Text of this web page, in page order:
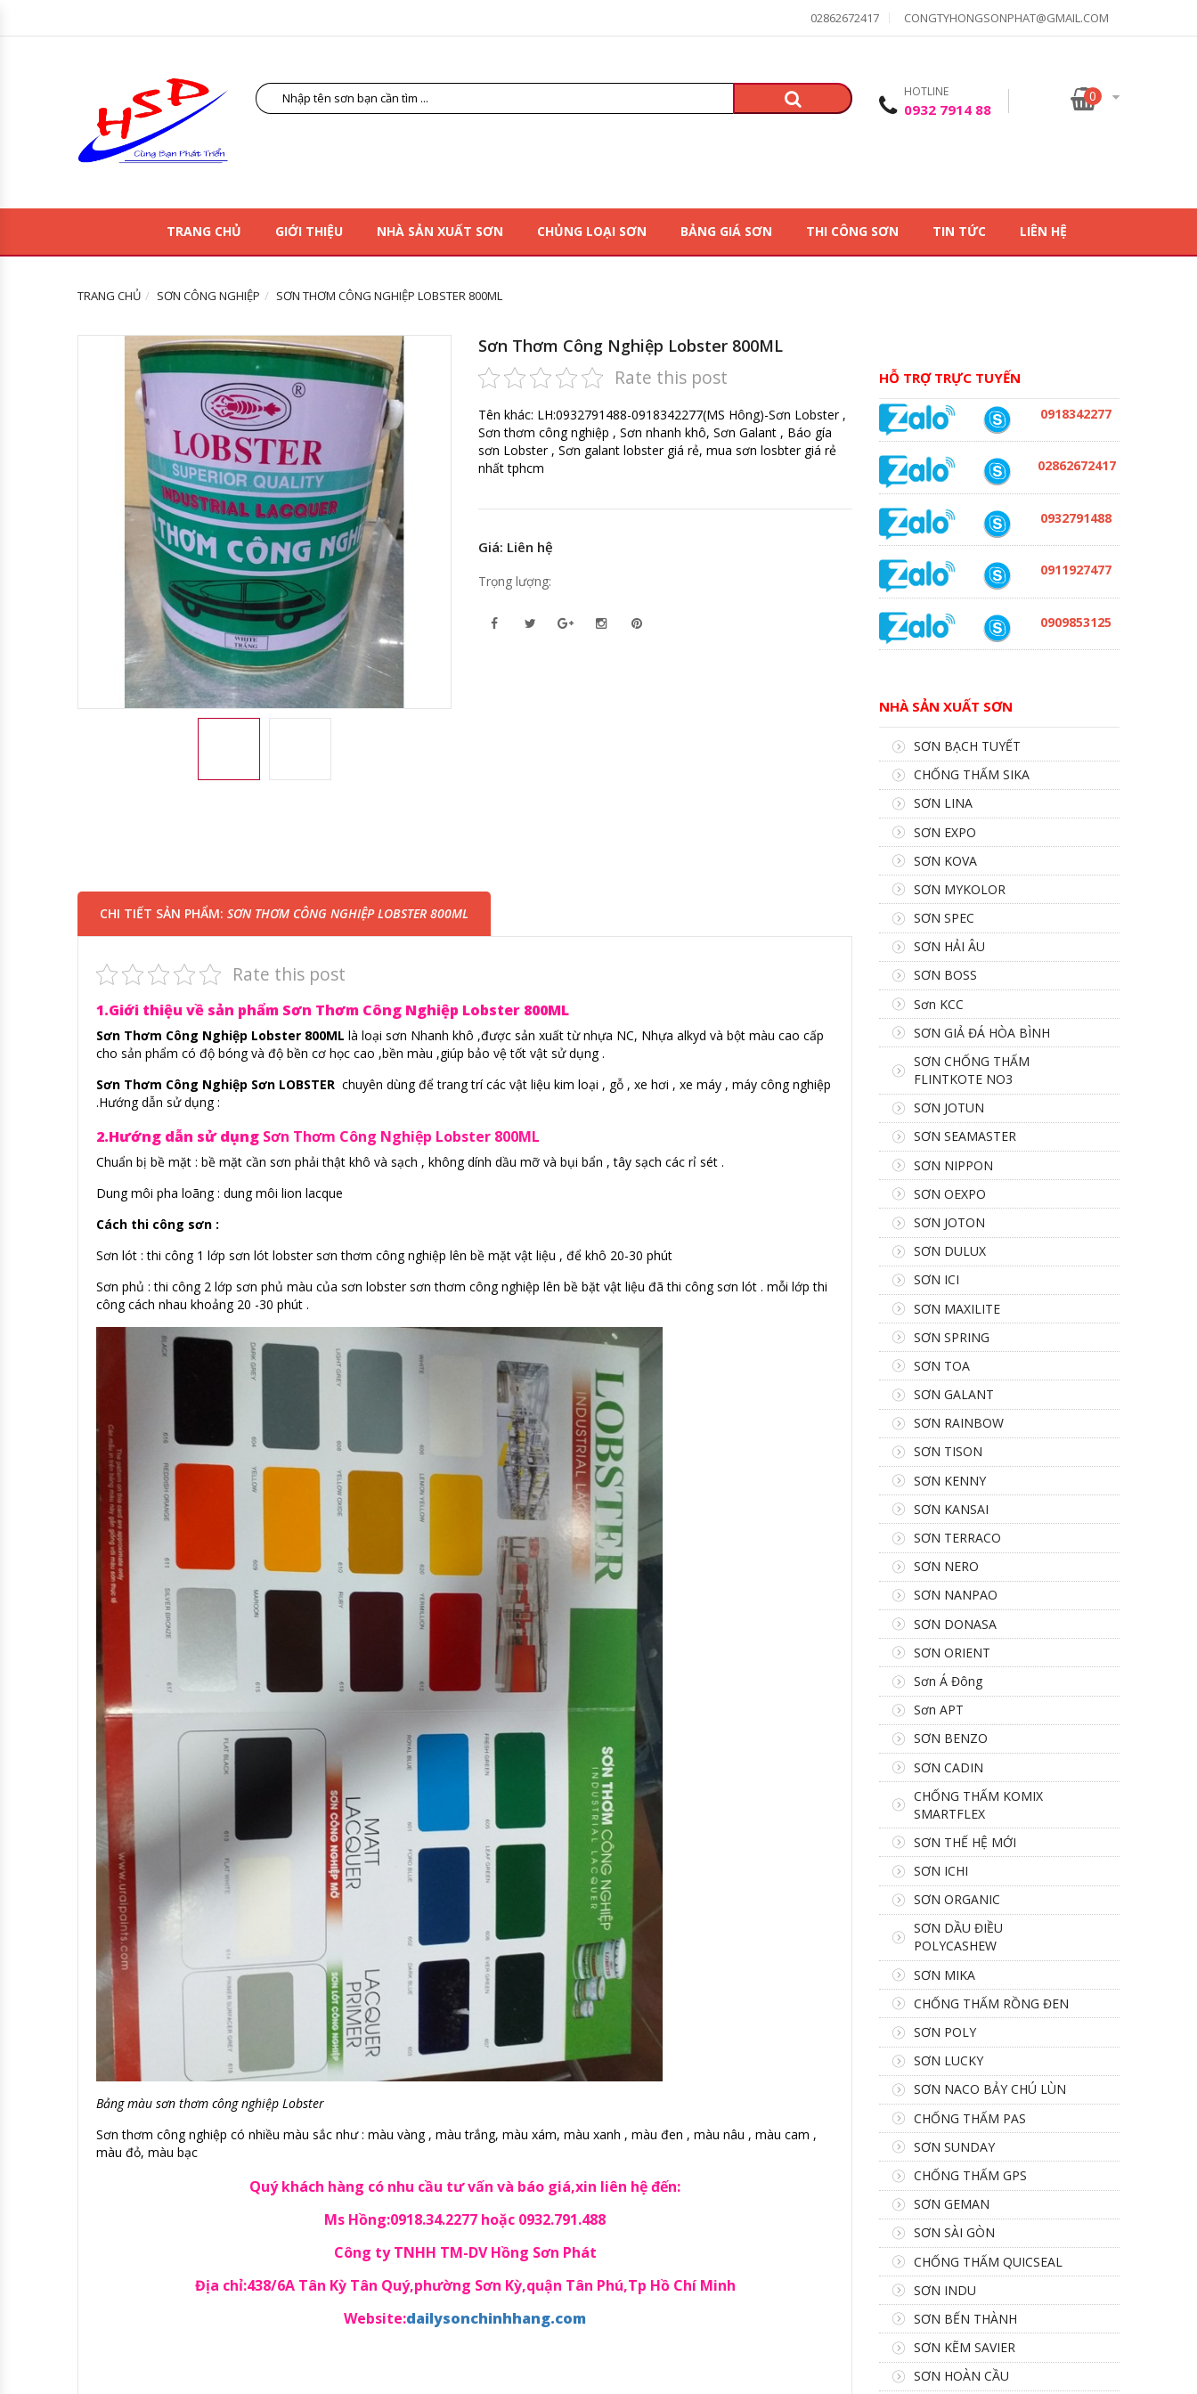
02862672417 CONGTYHONGSONPHAT@GMAIL.COM
HOTLINE
0932 7914 88
0
TRANG CHỦ GIỚI THIỆU NHÀ SẢN XUẤT SƠN CHỦNG LOẠI SƠN BẢNG GIÁ SƠN THI CÔNG SƠN TIN TỨC LIÊN HỆ
TRANG CHỦ SƠN CÔNG NGHIỆP SƠN THƠM CÔNG NGHIỆP LOBSTER 800ML
Sơn Thơm Công Nghiệp Lobster 800ML
Rate this post
Tên khác: LH:0932791488-0918342277(MS Hông)-Sơn Lobster ,
Sơn thơm công nghiệp , Sơn nhanh khô, Sơn Galant , Báo gía
sơn Lobster , Sơn galant lobster giá rẻ, mua sơn losbter giá rẻ
nhất tphcm
Giá: Liên hệ
Trọng lượng:
CHI TIẾT SẢN PHẨM: SƠN THƠM CÔNG NGHIỆP LOBSTER 800ML
Rate this post
1.Giới thiệu về sản phẩm Sơn Thơm Công Nghiệp Lobster 800ML
Sơn Thơm Công Nghiệp Lobster 800ML là loại sơn Nhanh khô ,được sản xuất từ nhựa NC, Nhựa alkyd và bột màu cao cấp
cho sản phẩm có độ bóng và độ bền cơ học cao ,bền màu ,giúp bảo vệ tốt vật sử dụng .
Sơn Thơm Công Nghiệp Sơn LOBSTER chuyên dùng để trang trí các vật liệu kim loại , gỗ , xe hơi , xe máy , máy công nghiệp
.Hướng dẫn sử dụng :
2.Hướng dẫn sử dụng Sơn Thơm Công Nghiệp Lobster 800ML
Chuẩn bị bề mặt : bề mặt cần sơn phải thật khô và sạch , không dính dầu mỡ và bụi bẩn , tây sạch các rỉ sét .
Dung môi pha loãng : dung môi lion lacque
Cách thi công sơn :
Sơn lót : thi công 1 lớp sơn lót lobster sơn thơm công nghiệp lên bề mặt vật liệu , để khô 20-30 phút
Sơn phủ : thi công 2 lớp sơn phủ màu của sơn lobster sơn thơm công nghiệp lên bề bặt vật liệu đã thi công sơn lót . mỗi lớp thi
công cách nhau khoảng 20 -30 phút .
Bảng màu sơn thơm công nghiệp Lobster
Sơn thơm công nghiệp có nhiều màu sắc như : màu vàng , màu trắng, màu xám, màu xanh , màu đen , màu nâu , màu cam ,
màu đỏ, màu bạc
Quý khách hàng có nhu cầu tư vấn và báo giá,xin liên hệ đến:
Ms Hồng:0918.34.2277 hoặc 0932.791.488
Công ty TNHH TM-DV Hồng Sơn Phát
Địa chỉ:438/6A Tân Kỳ Tân Quý,phường Sơn Kỳ,quận Tân Phú,Tp Hồ Chí Minh
Website:dailysonchinhhang.com
HỖ TRỢ TRỰC TUYẾN
0918342277
02862672417
0932791488
0911927477
0909853125
NHÀ SẢN XUẤT SƠN
SƠN BẠCH TUYẾT
CHỐNG THẤM SIKA
SƠN LINA
SƠN EXPO
SƠN KOVA
SƠN MYKOLOR
SƠN SPEC
SƠN HẢI ÂU
SƠN BOSS
Sơn KCC
SƠN GIẢ ĐÁ HÒA BÌNH
SƠN CHỐNG THẤM
FLINTKOTE NO3
SƠN JOTUN
SƠN SEAMASTER
SƠN NIPPON
SƠN OEXPO
SƠN JOTON
SƠN DULUX
SƠN ICI
SƠN MAXILITE
SƠN SPRING
SƠN TOA
SƠN GALANT
SƠN RAINBOW
SƠN TISON
SƠN KENNY
SƠN KANSAI
SƠN TERRACO
SƠN NERO
SƠN NANPAO
SƠN DONASA
SƠN ORIENT
Sơn Á Đông
Sơn APT
SƠN BENZO
SƠN CADIN
CHỐNG THẤM KOMIX
SMARTFLEX
SƠN THẾ HỆ MỚI
SƠN ICHI
SƠN ORGANIC
SƠN DẦU ĐIỀU
POLYCASHEW
SƠN MIKA
CHỐNG THẤM RỒNG ĐEN
SƠN POLY
SƠN LUCKY
SƠN NACO BẢY CHÚ LÙN
CHỐNG THẤM PAS
SƠN SUNDAY
CHỐNG THẤM GPS
SƠN GEMAN
SƠN SÀI GÒN
CHỐNG THẤM QUICSEAL
SƠN INDU
SƠN BẾN THÀNH
SƠN KẼM SAVIER
SƠN HOÀN CẦU